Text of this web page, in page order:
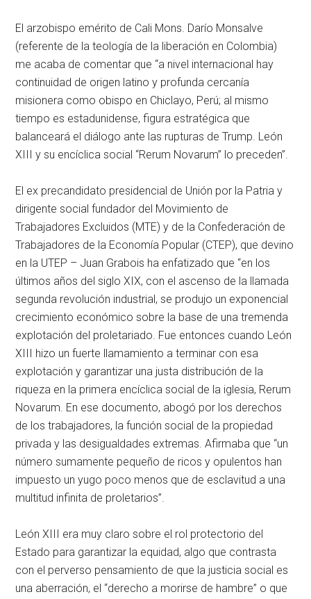
El arzobispo emérito de Cali Mons. Darío Monsalve
(referente de la teología de la liberación en Colombia)
me acaba de comentar que “a nivel internacional hay
continuidad de origen latino y profunda cercanía
misionera como obispo en Chiclayo, Perú; al mismo
tiempo es estadunidense, figura estratégica que
balanceará el diálogo ante las rupturas de Trump. León
XIII y su encíclica social “Rerum Novarum” lo preceden”.
El ex precandidato presidencial de Unión por la Patria y
dirigente social fundador del Movimiento de
Trabajadores Excluidos (MTE) y de la Confederación de
Trabajadores de la Economía Popular (CTEP), que devino
en la UTEP – Juan Grabois ha enfatizado que “en los
últimos años del siglo XIX, con el ascenso de la llamada
segunda revolución industrial, se produjo un exponencial
crecimiento económico sobre la base de una tremenda
explotación del proletariado. Fue entonces cuando León
XIII hizo un fuerte llamamiento a terminar con esa
explotación y garantizar una justa distribución de la
riqueza en la primera encíclica social de la iglesia, Rerum
Novarum. En ese documento, abogó por los derechos
de los trabajadores, la función social de la propiedad
privada y las desigualdades extremas. Afirmaba que “un
número sumamente pequeño de ricos y opulentos han
impuesto un yugo poco menos que de esclavitud a una
multitud infinita de proletarios”.
León XIII era muy claro sobre el rol protectorio del
Estado para garantizar la equidad, algo que contrasta
con el perverso pensamiento de que la justicia social es
una aberración, el “derecho a morirse de hambre” o que